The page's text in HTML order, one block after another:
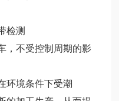
检测
，不受控制周期的影
环境条件下受潮